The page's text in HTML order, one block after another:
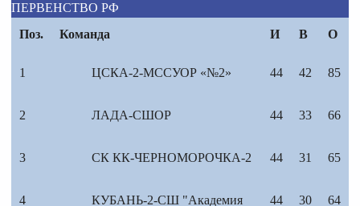
ПЕРВЕНСТВО РФ
Поз.
Команда И В О
1 ЦСКА-2-МССУОР «№2» 44 42 85
2 ЛАДА-СШОР 44 33 66
3 СК КК-ЧЕРНОМОРОЧКА-2 44 31 65
4
КУБАНЬ-2-СШ "Академия
44 30 64